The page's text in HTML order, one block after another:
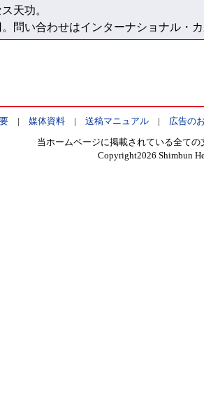
天功。
問い合わせはインターナショナル・カ
| 媒体資料| 送稿マニュアル| 広告の
当ホームページに掲載されている全て
Copyright2026 Shimbun